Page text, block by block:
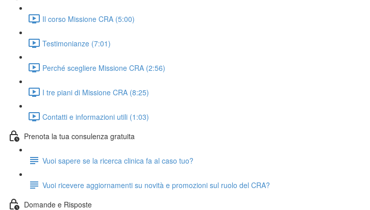
Il corso Missione CRA (5:00)
Testimonianze (7:01)
Perché scegliere Missione CRA (2:56)
I tre piani di Missione CRA (8:25)
Contatti e informazioni utili (1:03)
Prenota la tua consulenza gratuita
Vuoi sapere se la ricerca clinica fa al caso tuo?
Vuoi ricevere aggiornamenti su novità e promozioni sul ruolo del CRA?
Domande e Risposte